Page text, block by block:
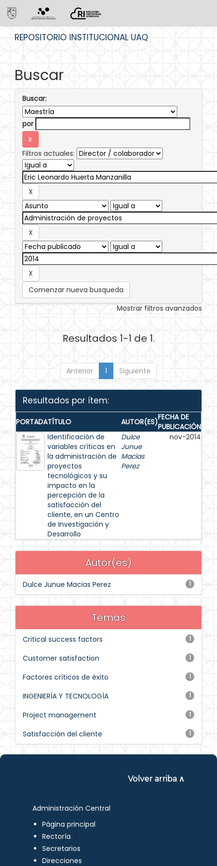
REPOSITORIO INSTITUCIONAL UAQ
Buscar
Buscar:
por
Filtros actuales:
Comenzar nueva busqueda
Mostrar filtros avanzados
Resultados 1-1 de 1.
Anterior 1 Siguiente
Resultados por ítem:
PORTADATÍTULO AUTOR(ES)FECHA DE
PUBLICACIÓN
Identificación de
variables críticas en
la administración de
proyectos
tecnológicos y su
impacto en la
percepción de la
satisfacción del
cliente, en un Centro
de Investigación y
Desarrollo
Dulce
Junue
Macias
Perez
nov-2014
Autor(es)
1
Dulce Junue Macias Perez
Temas
1
Critical success factors
1
Customer satisfaction
1
Factores críticos de éxito
1
INGENIERÍA Y TECNOLOGÍA
1
Project management
1
Satisfacción del cliente
Volver arriba ∧
Administración Central
Página principal
Rectoría
Secretarios
Direcciones